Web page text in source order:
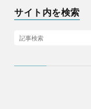
サイト内を検索